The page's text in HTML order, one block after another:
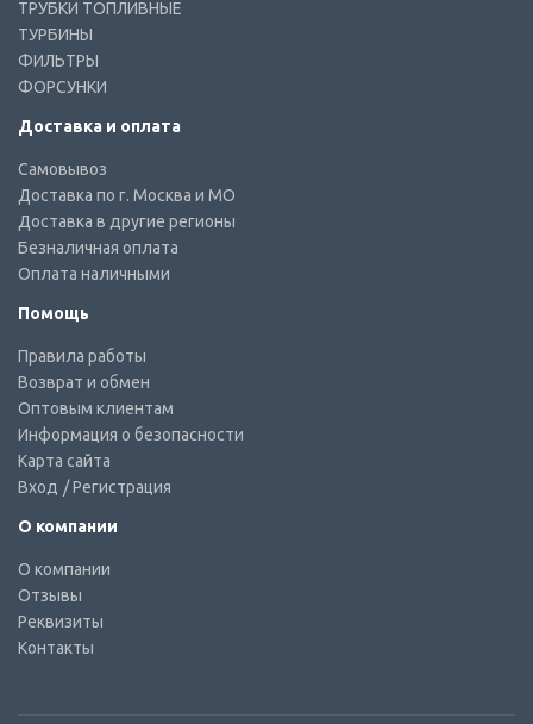
ТРУБКИ ТОПЛИВНЫЕ
ТУРБИНЫ
ФИЛЬТРЫ
ФОРСУНКИ
Доставка и оплата
Самовывоз
Доставка по г. Москва и МО
Доставка в другие регионы
Безналичная оплата
Оплата наличными
Помощь
Правила работы
Возврат и обмен
Оптовым клиентам
Информация о безопасности
Карта сайта
Вход / Регистрация
О компании
О компании
Отзывы
Реквизиты
Контакты